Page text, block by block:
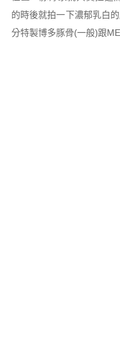
的時後就拍一下濃郁乳白
分特製博多豚骨(一般)跟